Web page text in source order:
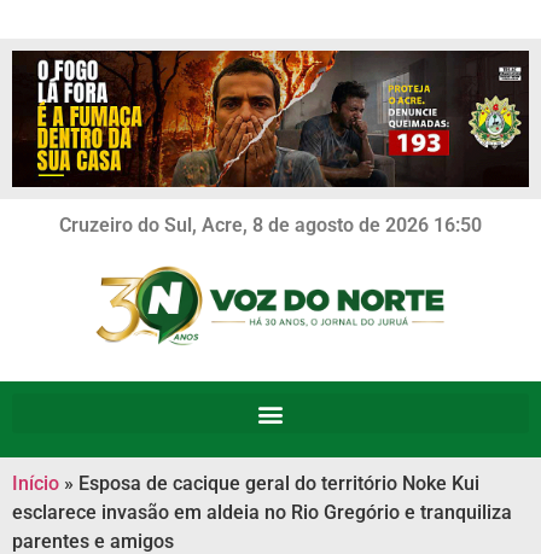
Cruzeiro do Sul, Acre, 8 de agosto de 2026 16:50
Início » Esposa de cacique geral do território Noke Kui
esclarece invasão em aldeia no Rio Gregório e tranquiliza
parentes e amigos